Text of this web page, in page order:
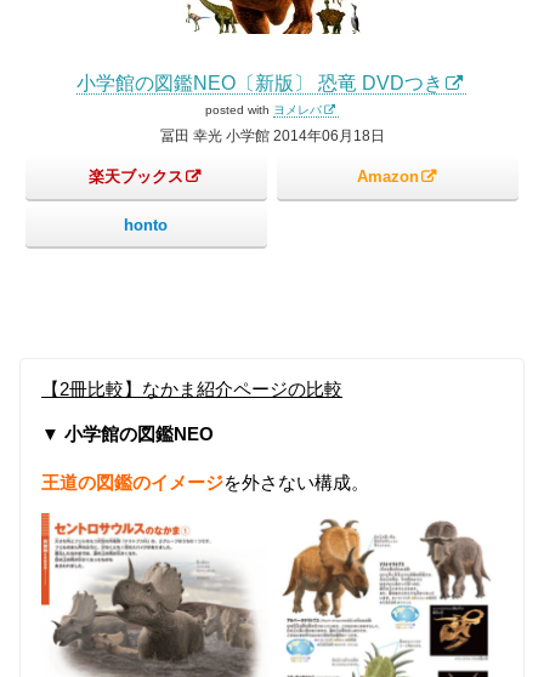
小学館の図鑑NEO〔新版〕 恐竜 DVDつき
posted with ヨメレバ
冨田 幸光 小学館 2014年06月18日
楽天ブックス Amazon
honto
【2冊比較】なかま紹介ページの比較
▼ 小学館の図鑑NEO
王道の図鑑のイメージを外さない構成。